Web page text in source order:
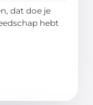
dat doe je
hebt